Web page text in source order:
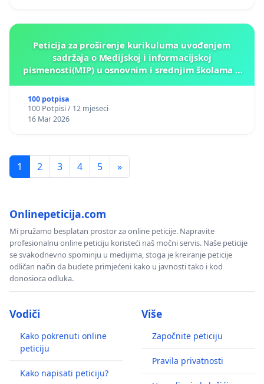
Peticija za proširenje kurikuluma uvođenjem
sadržaja o Medijskoj i informacijskoj
pismenosti(MIP) u osnovnim i srednjim školama u
100 potpisa
100 Potpisi / 12 mjeseci
16 Mar 2026
1 2 3 4 5 »
Onlinepeticija.com
Mi pružamo besplatan prostor za online peticije. Napravite
profesionalnu online peticiju koristeći naš močni servis. Naše peticije
se svakodnevno spominju u medijima, stoga je kreiranje peticije
odličan način da budete primjećeni kako u javnosti tako i kod
donosioca odluka.
Vodiči
Kako pokrenuti online
peticiju
Kako napisati peticiju?
Više
Započnite peticiju
Pravila privatnosti